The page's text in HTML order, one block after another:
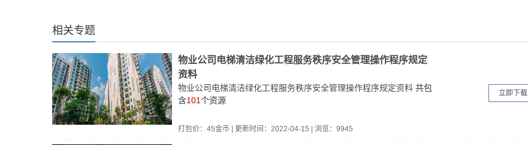
相关专题
物业公司电梯清洁绿化工程服务秩序安全管理操作程序规定
资料
物业公司电梯清洁绿化工程服务秩序安全管理操作程序规定资料 共包
含101个资源
打包价： 45金币 | 更新时间： 2022-04-15 | 浏览：9945
立即下载